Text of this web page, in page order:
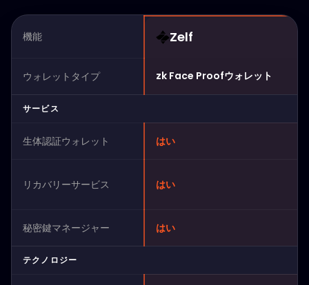
機能 Zelf
ウォレットタイプ zk Face Proofウォレット
サービス
生体認証ウォレット はい
リカバリーサービス はい
秘密鍵マネージャー はい
テクノロジー